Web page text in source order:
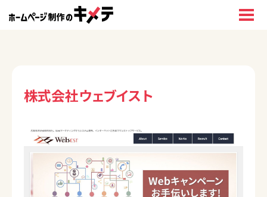
株式会社ウェブイスト